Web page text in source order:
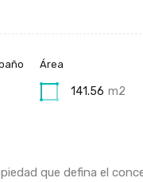
Área
141.56 m2
que defina el